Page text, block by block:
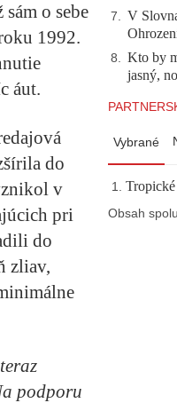
o sebe
1992.
áut.
do
v
pri
do
zliav,
podporu
7. V
8. Kto by
jasný,
Vybrané
Tropické
Obsah